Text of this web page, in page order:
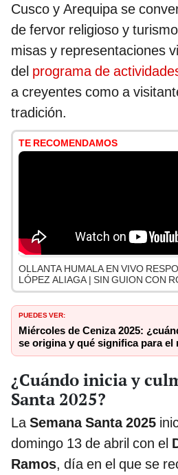
Cusco y Arequipa se
de fervor religioso y
misas y representaciones
del programa de
a creyentes como a
tradición.
TE RECOMENDAMOS
OLLANTA HUMALA EN VIVO
LÓPEZ ALIAGA | SIN GUION CON
PUEDES VER:
Miércoles de Ceniza 2025:
se origina y qué significa para el
¿Cuándo inicia y
Santa 2025?
LaSemana Santa 2025
domingo 13 de abril con el
Ramos, día en el que se